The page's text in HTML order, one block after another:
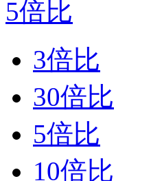
5倍比
3倍比
30倍比
5倍比
10倍比